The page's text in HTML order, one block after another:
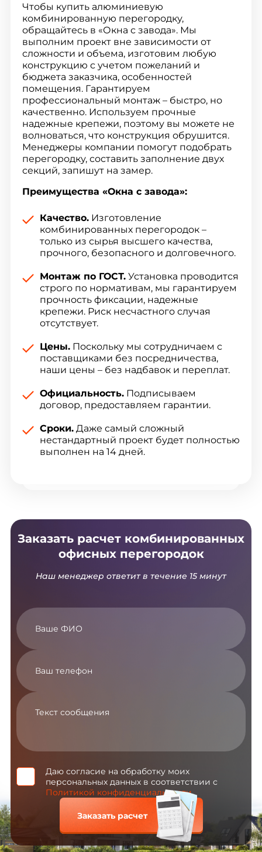
Чтобы купить алюминиевую
комбинированную перегородку,
обращайтесь в «Окна с завода». Мы
выполним проект вне зависимости от
сложности и объема, изготовим любую
конструкцию с учетом пожеланий и
бюджета заказчика, особенностей
помещения. Гарантируем
профессиональный монтаж – быстро, но
качественно. Используем прочные
надежные крепежи, поэтому вы можете не
волноваться, что конструкция обрушится.
Менеджеры компании помогут подобрать
перегородку, составить заполнение двух
секций, запишут на замер.
Преимущества «Окна с завода»:
Качество.Изготовление
комбинированных перегородок –
только из сырья высшего качества,
прочного, безопасного и долговечного.
Монтаж по ГОСТ.Установка проводится
строго по нормативам, мы гарантируем
прочность фиксации, надежные
крепежи. Риск несчастного случая
отсутствует.
Цены.Поскольку мы сотрудничаем с
поставщиками без посредничества,
наши цены – без надбавок и переплат.
Официальность.Подписываем
договор, предоставляем гарантии.
Сроки.Даже самый сложный
нестандартный проект будет полностью
выполнен на 14 дней.
Заказать расчет комбинированных
офисных перегородок
Наш менеджер ответит в течение 15 минут
Даю согласие на обработку моих
персональных данных в соответствии с
Политикой конфиденциальности
Заказать расчет